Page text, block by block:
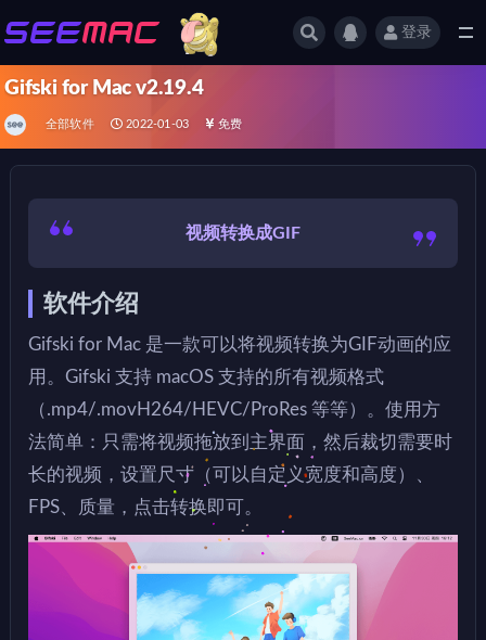
登录
Gifski for Mac v2.19.4
全部软件 2022-01-03 免费
视频转换成GIF
软件介绍
Gifski for Mac 是一款可以将视频转换为GIF动画的应
用。Gifski 支持 macOS 支持的所有视频格式
（.mp4/.movH264/HEVC/ProRes 等等）。使用方
法简单：只需将视频拖放到主界面，然后裁切需要时
长的视频，设置尺寸（可以自定义宽度和高度）、
FPS、质量，点击转换即可。